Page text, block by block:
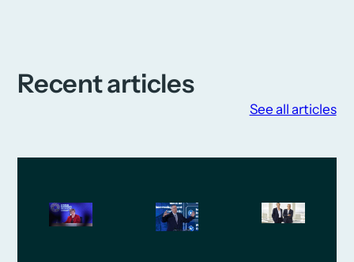
Recent articles
See all articles